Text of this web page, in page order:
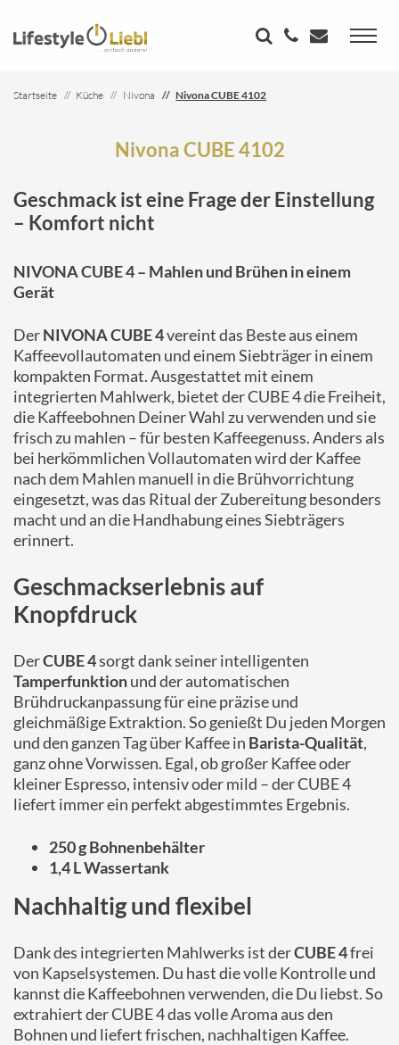
Startseite Küche Nivona Nivona CUBE 4102
Nivona CUBE 4102
Geschmack ist eine Frage der Einstellung
– Komfort nicht
NIVONA CUBE 4 – Mahlen und Brühen in einem
Gerät
DerNIVONA CUBE 4vereint das Beste aus einem
Kaffeevollautomaten und einem Siebträger in einem
kompakten Format. Ausgestattet mit einem
integrierten Mahlwerk, bietet der CUBE 4 die Freiheit,
die Kaffeebohnen Deiner Wahl zu verwenden und sie
frisch zu mahlen – für besten Kaffeegenuss. Anders als
bei herkömmlichen Vollautomaten wird der Kaffee
nach dem Mahlen manuell in die Brühvorrichtung
eingesetzt, was das Ritual der Zubereitung besonders
macht und an die Handhabung eines Siebträgers
erinnert.
Geschmackserlebnis auf
Knopfdruck
DerCUBE 4sorgt dank seiner intelligenten
Tamperfunktionund der automatischen
Brühdruckanpassung für eine präzise und
gleichmäßige Extraktion. So genießt Du jeden Morgen
und den ganzen Tag über Kaffee in Barista-Qualität,
ganz ohne Vorwissen. Egal, ob großer Kaffee oder
kleiner Espresso, intensiv oder mild – der CUBE 4
liefert immer ein perfekt abgestimmtes Ergebnis.
250 g Bohnenbehälter
1,4 L Wassertank
Nachhaltig und flexibel
Dank des integrierten Mahlwerks ist derCUBE 4frei
von Kapselsystemen. Du hast die volle Kontrolle und
kannst die Kaffeebohnen verwenden, die Du liebst. So
extrahiert der CUBE 4 das volle Aroma aus den
Bohnen und liefert frischen, nachhaltigen Kaffee.